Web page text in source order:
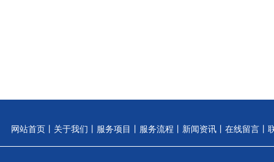
网站首页 关于我们 服务项目 服务流程 新闻资讯 在线留言